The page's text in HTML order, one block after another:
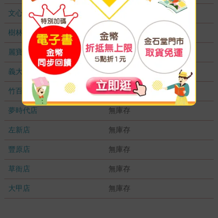
文心店 無庫存
樹林店 無庫存
麗寶店 無庫存
義大店 無庫存
竹百店 無庫存
夢時代店 無庫存
左新店 無庫存
豐原店 無庫存
草衙店 無庫存
大甲店 無庫存